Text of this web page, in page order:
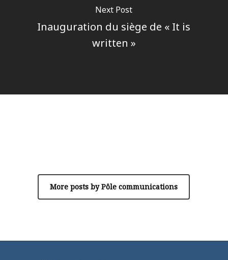
Next Post
Inauguration du siège de « It is
written »
More posts by Pôle communications